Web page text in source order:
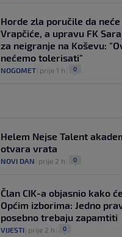
Horde zla poručile da
Vrapčiće, a upravu FK
za neigranje na Koševu:
nećemo tolerisati"
NOGOMET prije 1 h 0
Helem Nejse Talent
otvara vrata
NOVI DAN prije 2 h 0
Član CIK-a objasnio kako
Općim izborima: Jedno
posebno trebaju zapamtiti
VIJESTI prije 2 h 0